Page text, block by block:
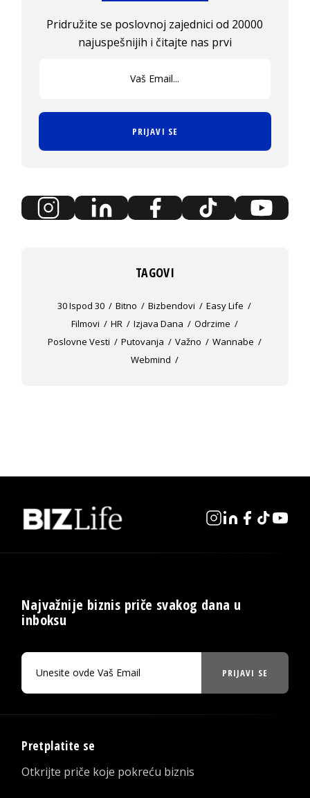
Pridružite se poslovnoj zajednici od 20000
najuspešnijih i čitajte nas prvi
PRIJAVI SE
TAGOVI
30 Ispod 30 Bitno Bizbendovi
Easy Life
Filmovi
HR Izjava Dana
Odrzime
Poslovne Vesti
Putovanja Važno
Wannabe
Webmind
Najvažnije biznis priče svakog dana u
inboksu
PRIJAVI SE
Pretplatite se
Otkrijte priče koje pokreću biznis